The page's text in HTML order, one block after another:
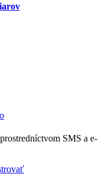
prostredníctvom SMS a e-